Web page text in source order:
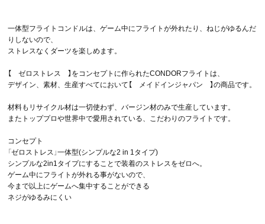
一体型フライトコンドルは、ゲーム中にフライトが外れたり、ねじがゆるんだ
りしないので、
ストレスなくダーツを楽しめます。
【 ゼロストレス 】をコンセプトに作られたCONDORフライトは、
デザイン、素材、生産すべてにおいて【 メイドインジャパン 】の商品です。
材料もリサイクル材は一切使わず、バージン材のみで生産しています。
またトッププロや世界中で愛用されている、こだわりのフライトです。
コンセプト
「ゼロストレス」一体型(シンプルな2 in 1タイプ)
シンプルな2in1タイプにすることで装着のストレスをゼロへ。
ゲーム中にフライトが外れる事がないので、
今まで以上にゲームへ集中することができる
ネジがゆるみにくい